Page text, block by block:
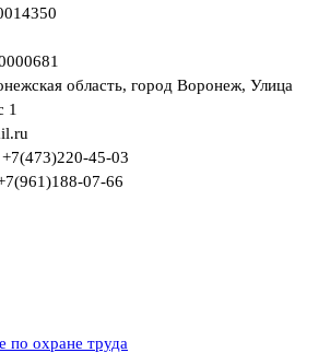
область, город Воронеж, Улица
1
45-03
07-66
по охране труда